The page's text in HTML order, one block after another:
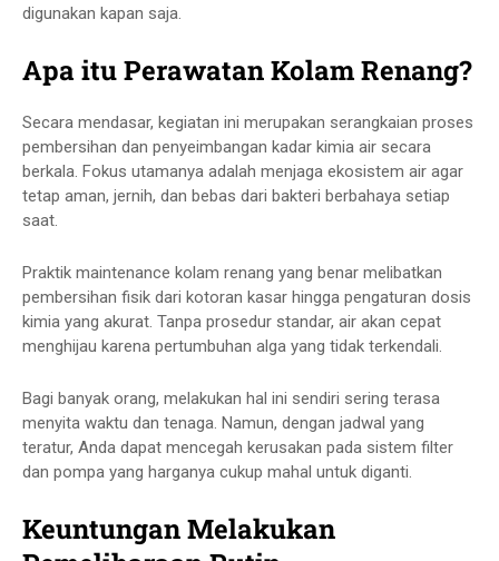
digunakan kapan saja.
Apa itu Perawatan Kolam Renang?
Secara mendasar, kegiatan ini merupakan serangkaian proses
pembersihan dan penyeimbangan kadar kimia air secara
berkala. Fokus utamanya adalah menjaga ekosistem air agar
tetap aman, jernih, dan bebas dari bakteri berbahaya setiap
saat.
Praktik maintenance kolam renang yang benar melibatkan
pembersihan fisik dari kotoran kasar hingga pengaturan dosis
kimia yang akurat. Tanpa prosedur standar, air akan cepat
menghijau karena pertumbuhan alga yang tidak terkendali.
Bagi banyak orang, melakukan hal ini sendiri sering terasa
menyita waktu dan tenaga. Namun, dengan jadwal yang
teratur, Anda dapat mencegah kerusakan pada sistem filter
dan pompa yang harganya cukup mahal untuk diganti.
Keuntungan Melakukan